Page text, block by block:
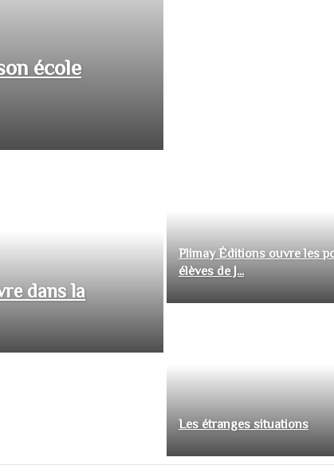
école
dans la
Plimay Éditions ouvre les
élèves de J...
Les étranges situations